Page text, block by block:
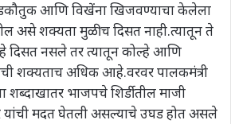
आणि विखेंना खिजवण्याचा केलेला
असे शक्यता मुळीच दिसत नाही.त्यातून ते
दिसत नसले तर त्यातून कोल्हे आणि
शक्यताच अधिक आहे.वरवर पालकमंत्री
शब्दाखातर भाजपचे शिर्डीतील माजी
यांची मदत घेतली असल्याचे उघड होत असले